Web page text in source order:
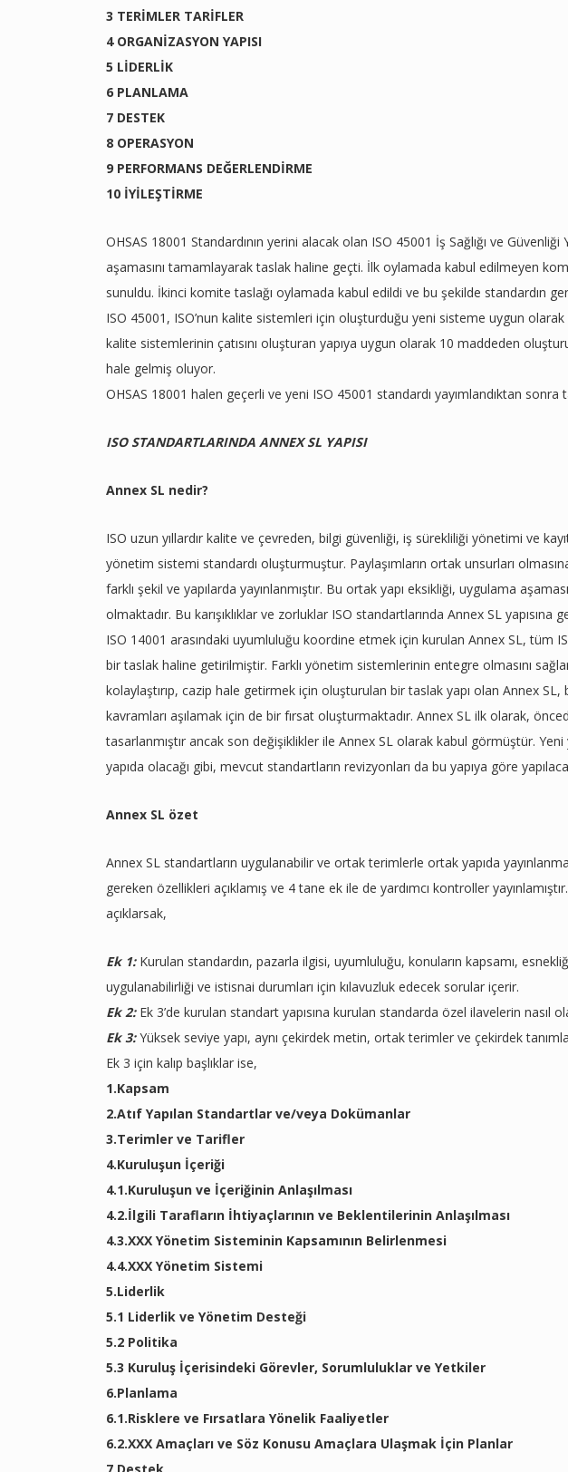
3 TERİMLER TARİFLER
4 ORGANİZASYON YAPISI
5 LİDERLİK
6 PLANLAMA
7 DESTEK
8 OPERASYON
9 PERFORMANS DEĞERLENDİRME
10 İYİLEŞTİRME
OHSAS 18001 Standardının yerini alacak olan ISO 45001 İş Sağlığı ve
aşamasını tamamlayarak taslak haline geçti. İlk oylamada kabul edilmeyen
sunuldu. İkinci komite taslağı oylamada kabul edildi ve bu şekilde standardın
ISO 45001, ISO’nun kalite sistemleri için oluşturduğu yeni sisteme uygun olarak
kalite sistemlerinin çatısını oluşturan yapıya uygun olarak 10 maddeden
hale gelmiş oluyor.
OHSAS 18001 halen geçerli ve yeni ISO 45001 standardı yayımlandıktan
ISO STANDARTLARINDA ANNEX SL YAPISI
Annex SL nedir?
ISO uzun yıllardır kalite ve çevreden, bilgi güvenliği, iş sürekliliği yönetimi ve
yönetim sistemi standardı oluşturmuştur. Paylaşımların ortak unsurları
farklı şekil ve yapılarda yayınlanmıştır. Bu ortak yapı eksikliği, uygulama
olmaktadır. Bu karışıklıklar ve zorluklar ISO standartlarında Annex SL yapısına
ISO 14001 arasındaki uyumluluğu koordine etmek için kurulan Annex SL, tüm
bir taslak haline getirilmiştir. Farklı yönetim sistemlerinin entegre olmasını
kolaylaştırıp, cazip hale getirmek için oluşturulan bir taslak yapı olan Annex
kavramları aşılamak için de bir fırsat oluşturmaktadır. Annex SL ilk olarak,
tasarlanmıştır ancak son değişiklikler ile Annex SL olarak kabul görmüştür.
yapıda olacağı gibi, mevcut standartların revizyonları da bu yapıya göre
Annex SL özet
Annex SL standartların uygulanabilir ve ortak terimlerle ortak yapıda
gereken özellikleri açıklamış ve 4 tane ek ile de yardımcı kontroller
açıklarsak,
Ek 1:Kurulan standardın, pazarla ilgisi, uyumluluğu, konuların kapsamı,
uygulanabilirliği ve istisnai durumları için kılavuzluk edecek sorular içerir.
Ek 2:Ek 3’de kurulan standart yapısına kurulan standarda özel ilavelerin nasıl
Ek 3:Yüksek seviye yapı, aynı çekirdek metin, ortak terimler ve çekirdek
Ek 3 için kalıp başlıklar ise,
1.Kapsam
2.Atıf Yapılan Standartlar ve/veya Dokümanlar
3.Terimler ve Tarifler
4.Kuruluşun İçeriği
4.1.Kuruluşun ve İçeriğinin Anlaşılması
4.2.İlgili Tarafların İhtiyaçlarının ve Beklentilerinin Anlaşılması
4.3.XXX Yönetim Sisteminin Kapsamının Belirlenmesi
4.4.XXX Yönetim Sistemi
5.Liderlik
5.1 Liderlik ve Yönetim Desteği
5.2 Politika
5.3 Kuruluş İçerisindeki Görevler, Sorumluluklar ve Yetkiler
6.Planlama
6.1.Risklere ve Fırsatlara Yönelik Faaliyetler
6.2.XXX Amaçları ve Söz Konusu Amaçlara Ulaşmak İçin Planlar